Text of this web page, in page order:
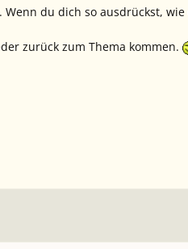
du dich so ausdrückst, wie
zurück zum Thema kommen.